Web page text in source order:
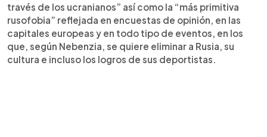
través de los ucranianos” así como la “más primitiva
rusofobia” reflejada en encuestas de opinión, en las
capitales europeas y en todo tipo de eventos, en los
que, según Nebenzia, se quiere eliminar a Rusia, su
cultura e incluso los logros de sus deportistas.